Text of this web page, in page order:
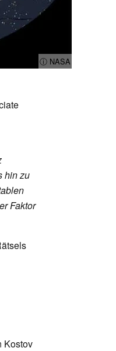
ⓘ NASA
hin zu
Faktor
Kostov